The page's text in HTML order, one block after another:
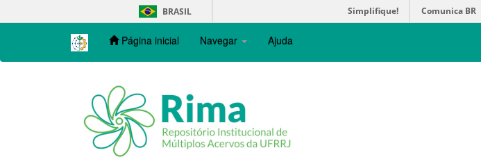
navigation
BRASIL Simplifique! Comunica BR
Página inicial Navegar Ajuda